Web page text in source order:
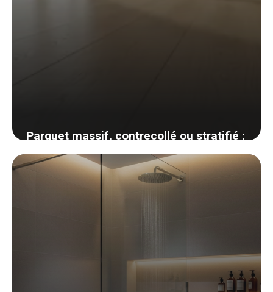
Parquet massif, contrecollé ou stratifié :
comment choisir son revêtement de sol
bois